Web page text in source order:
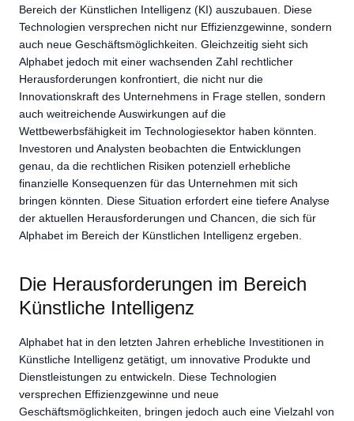
Bereich der Künstlichen Intelligenz (KI) auszubauen. Diese
Technologien versprechen nicht nur Effizienzgewinne, sondern
auch neue Geschäftsmöglichkeiten. Gleichzeitig sieht sich
Alphabet jedoch mit einer wachsenden Zahl rechtlicher
Herausforderungen konfrontiert, die nicht nur die
Innovationskraft des Unternehmens in Frage stellen, sondern
auch weitreichende Auswirkungen auf die
Wettbewerbsfähigkeit im Technologiesektor haben könnten.
Investoren und Analysten beobachten die Entwicklungen
genau, da die rechtlichen Risiken potenziell erhebliche
finanzielle Konsequenzen für das Unternehmen mit sich
bringen könnten. Diese Situation erfordert eine tiefere Analyse
der aktuellen Herausforderungen und Chancen, die sich für
Alphabet im Bereich der Künstlichen Intelligenz ergeben.
Die Herausforderungen im Bereich
Künstliche Intelligenz
Alphabet hat in den letzten Jahren erhebliche Investitionen in
Künstliche Intelligenz getätigt, um innovative Produkte und
Dienstleistungen zu entwickeln. Diese Technologien
versprechen Effizienzgewinne und neue
Geschäftsmöglichkeiten, bringen jedoch auch eine Vielzahl von